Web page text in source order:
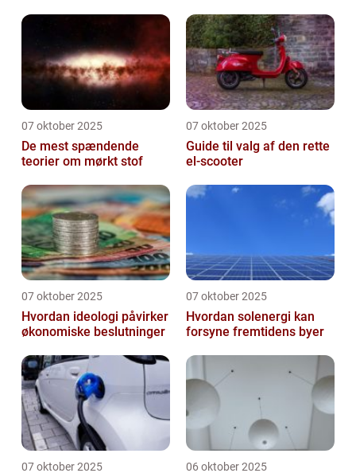
07 oktober 2025
De mest spændende
teorier om mørkt stof
07 oktober 2025
Guide til valg af den rette
el-scooter
07 oktober 2025
Hvordan ideologi påvirker
økonomiske beslutninger
07 oktober 2025
Hvordan solenergi kan
forsyne fremtidens byer
07 oktober 2025 06 oktober 2025